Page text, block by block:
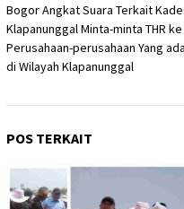
Bogor Angkat Suara Terkait
Klapanunggal Minta-minta THR ke
Perusahaan-perusahaan Yang ada
di Wilayah Klapanunggal
POS TERKAIT